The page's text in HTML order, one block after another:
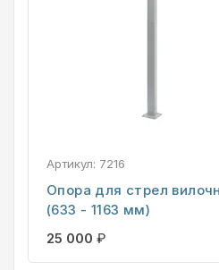
Артикул: 7216
Опора для стрел
(633 - 1163 мм)
25 000 ₽